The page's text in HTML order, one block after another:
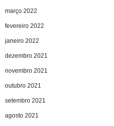
março 2022
fevereiro 2022
janeiro 2022
dezembro 2021
novembro 2021
outubro 2021
setembro 2021
agosto 2021